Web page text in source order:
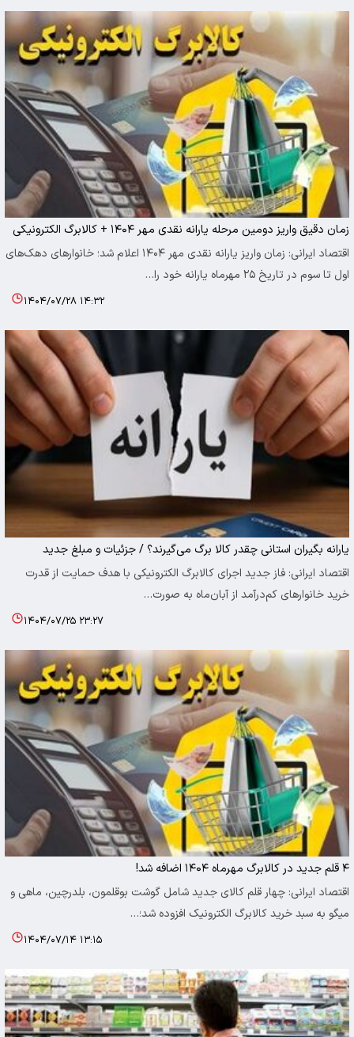
زمان دقیق واریز دومین مرحله یارانه نقدی مهر ۱۴۰۴ + کالابرگ الکترونیکی
اقتصاد ایرانی: زمان واریز یارانه نقدی مهر ۱۴۰۴ اعلام شد؛ خانوارهای دهک‌های
اول تا سوم در تاریخ ۲۵ مهرماه یارانه خود را…
۱۴۰۴/۰۷/۲۸ ۱۴:۳۲
یارانه‌ بگیران استانی چقدر کالا برگ می‌گیرند؟ / جزئیات و مبلغ جدید
اقتصاد ایرانی: فاز جدید اجرای کالابرگ الکترونیکی با هدف حمایت از قدرت
خرید خانوارهای کم‌درآمد از آبان‌ماه به صورت…
۱۴۰۴/۰۷/۲۵ ۲۳:۲۷
۴ قلم جدید در کالابرگ مهرماه ۱۴۰۴ اضافه شد!
اقتصاد ایرانی: چهار قلم کالای جدید شامل گوشت بوقلمون، بلدرچین، ماهی و
میگو به سبد خرید کالابرگ الکترونیک افزوده شد؛…
۱۴۰۴/۰۷/۱۴ ۱۳:۱۵